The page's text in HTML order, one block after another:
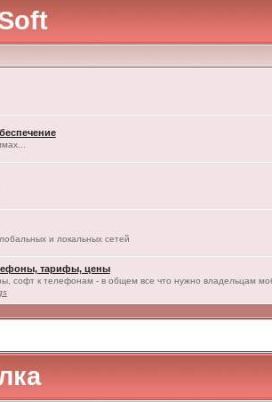
и локальных сетей
тарифы, цены
софт к телефонам - в общем все что нужно владельцам